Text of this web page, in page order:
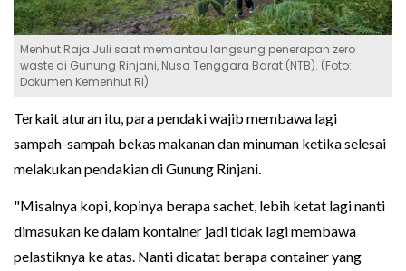
Menhut Raja Juli saat memantau langsung penerapan zero
waste di Gunung Rinjani, Nusa Tenggara Barat (NTB). (Foto:
Dokumen Kemenhut RI)
Terkait aturan itu, para pendaki wajib membawa lagi
sampah-sampah bekas makanan dan minuman ketika selesai
melakukan pendakian di Gunung Rinjani.
"Misalnya kopi, kopinya berapa sachet, lebih ketat lagi nanti
dimasukan ke dalam kontainer jadi tidak lagi membawa
pelastiknya ke atas. Nanti dicatat berapa container yang